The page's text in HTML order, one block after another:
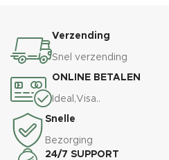
Verzending
Snel verzending
ONLINE BETALEN
Ideal,Visa..
Snelle
Bezorging
24/7 SUPPORT